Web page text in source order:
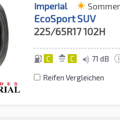
Imperial
EcoSport SUV
225/65R17102H
C C 71 dB
Reifen Vergleichen